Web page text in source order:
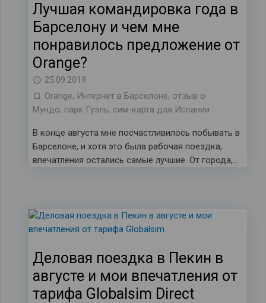
Лучшая командировка года в
Барселону и чем мне
понравилось предложение от
Orange?
25.09.2019
Orange, Интернет в Барселоне, отзыв о
Мундо, парк Гуэль, сим-карта для Испании
В конце августа мне посчастливилось побывать в
Барселоне, и хотя это была рабочая поездка,
впечатления остались самые лучшие. От города,…
Деловая поездка в Пекин в
августе и мои впечатления от
тарифа Globalsim Direct